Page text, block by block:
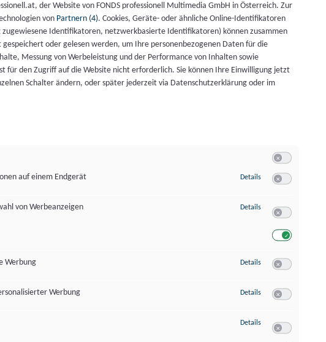
der Website von FONDS professionell Multimedia GmbH in Österreich. Zur
von Partnern (4). Cookies, Geräte- oder ähnliche Online-Identifikatoren
Identifikatoren, netzwerkbasierte Identifikatoren) können zusammen
oder gelesen werden, um Ihre personenbezogenen Daten für die
Messung von Werbeleistung und der Performance von Inhalten sowie
für den Zugriff auf die Website nicht erforderlich. Sie können Ihre Einwilligung jetzt
Schalter ändern, oder später jederzeit via Datenschutzerklärung oder im
auf einem Endgerät
Details zu Speichern von
von Werbeanzeigen
Details zu Verwendung
Werbung
Details zu Erstellung von
Werbung
Details zu Verwendung von
Details zu Messung der